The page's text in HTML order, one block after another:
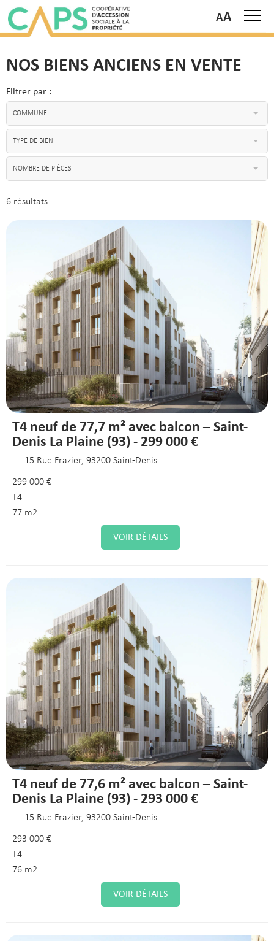
NOS BIENS ANCIENS EN VENTE
Filtrer par :
COMMUNE
TYPE DE BIEN
NOMBRE DE PIÈCES
6 résultats
T4 neuf de 77,7 m² avec balcon – Saint-
Denis La Plaine (93) - 299 000 €
15 Rue Frazier, 93200 Saint-Denis
299 000 €
T4
77 m2
VOIR DÉTAILS
T4 neuf de 77,6 m² avec balcon – Saint-
Denis La Plaine (93) - 293 000 €
15 Rue Frazier, 93200 Saint-Denis
293 000 €
T4
76 m2
VOIR DÉTAILS
A